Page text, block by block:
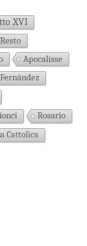
XVI
Apocalisse
Fernández
Rosario
Cattolica